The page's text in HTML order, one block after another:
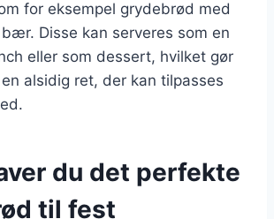
for eksempel grydebrød med
Disse kan serveres som en
eller som dessert, hvilket gør
alsidig ret, der kan tilpasses
du det perfekte
til fest